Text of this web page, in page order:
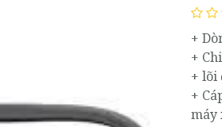
+
+
+ lõi
+
máy